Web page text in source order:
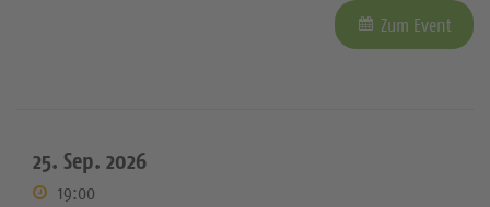
Zum Event
25. Sep. 2026
19:00